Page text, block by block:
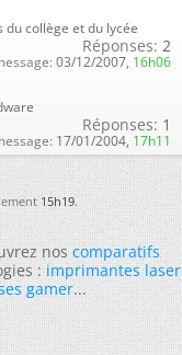
collège et du lycée
Réponses: 2
03/12/2007, 16h06
Réponses: 1
17/01/2004, 17h11
15h19.
noscomparatifs
:imprimantes laser
gamer...